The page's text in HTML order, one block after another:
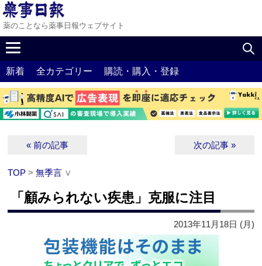
薬のことなら薬事日報ウェブサイト
新着 全カテゴリー 購読・購入・登録
« 前の記事 次の記事 »
TOP >無季言 ∨
「顧みられない疾患」克服に注目
2013年11月18日 (月)